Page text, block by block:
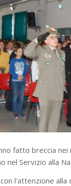
fatto breccia
nel Servizio alla
l’attenzione